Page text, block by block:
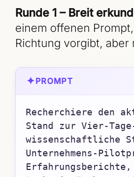
Runde 1 – Breit
einem offenen
Richtung vorgibt, aber
✦PROMPT
Recherchiere den
Stand zur Vier-Tage-
wissenschaftliche
Unternehmens-